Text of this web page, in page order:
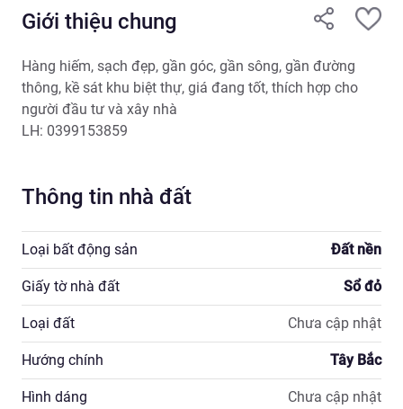
Giới thiệu chung
Hàng hiếm, sạch đẹp, gần góc, gần sông, gần đường
thông, kề sát khu biệt thự, giá đang tốt, thích hợp cho
người đầu tư và xây nhà
LH: 0399153859
Thông tin nhà đất
Loại bất động sản Đất nền
Giấy tờ nhà đất Sổ đỏ
Loại đất Chưa cập nhật
Hướng chính Tây Bắc
Hình dáng Chưa cập nhật